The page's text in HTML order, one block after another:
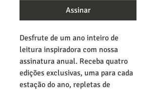
Assinar
Desfrute de um ano inteiro de
leitura inspiradora com nossa
assinatura anual. Receba quatro
edições exclusivas, uma para cada
estação do ano, repletas de